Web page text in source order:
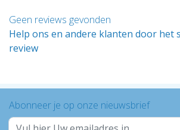
Geen reviews gevonden
Help ons en andere klanten door het
review
Abonneer je op onze nieuwsbrief